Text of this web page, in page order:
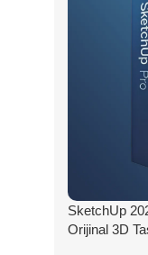
SketchUp
Orijinal 3D